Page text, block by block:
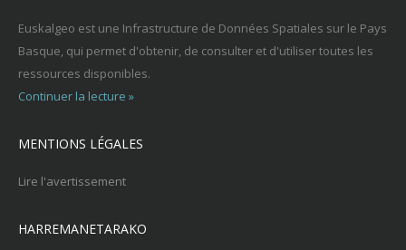
Euskalgeo est une Infrastructure de Données Spatiales sur le Pays
Basque, qui permet d'obtenir, de consulter et d'utiliser toutes les
ressources disponibles.
Continuer la lecture »
MENTIONS LÉGALES
Lire l'avertissement
HARREMANETARAKO